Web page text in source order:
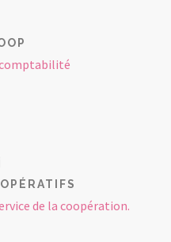
de la coopération.